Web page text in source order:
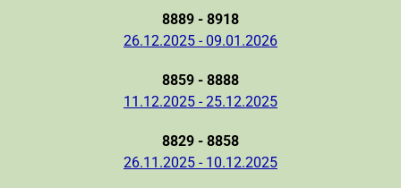
8889 - 8918
26.12.2025 - 09.01.2026
8859 - 8888
11.12.2025 - 25.12.2025
8829 - 8858
26.11.2025 - 10.12.2025